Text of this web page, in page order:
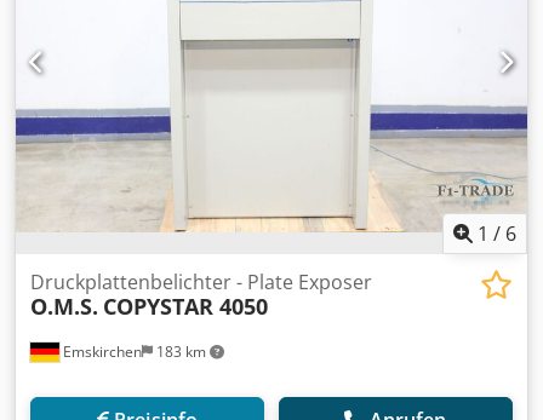
1 / 6
Emskirchen 183 km
Druckplattenbelichter - Plate Exposer
O.M.S. COPYSTAR 4050